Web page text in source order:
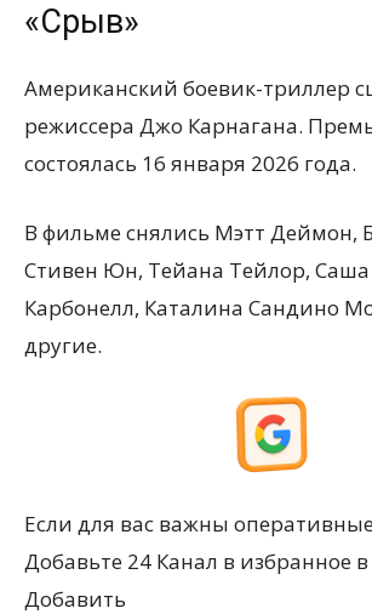
«Срыв»
Американский боевик-триллер
режиссера Джо Карнагана.
состоялась 16 января 2026 года.
В фильме снялись Мэтт Деймон,
Стивен Юн, Тейана Тейлор, Саша
Карбонелл, Каталина Сандино
другие.
Если для вас важны
Добавьте 24 Канал в избранное
Добавить